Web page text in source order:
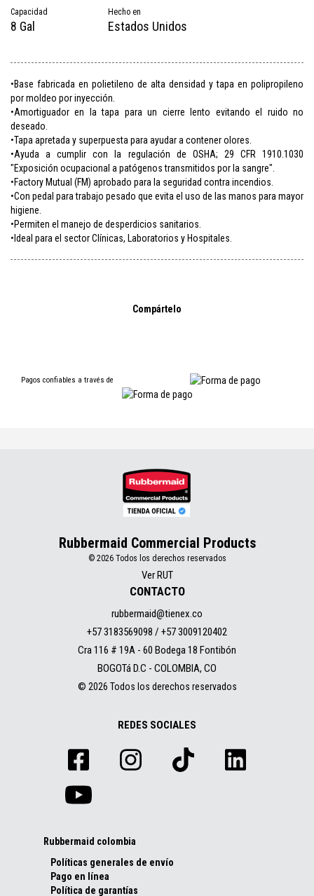
Capacidad
8 Gal
Hecho en
Estados Unidos
•Base fabricada en polietileno de alta densidad y tapa en polipropileno
por moldeo por inyección.
•Amortiguador en la tapa para un cierre lento evitando el ruido no
deseado.
•Tapa apretada y superpuesta para ayudar a contener olores.
•Ayuda a cumplir con la regulación de OSHA; 29 CFR 1910.1030
"Exposición ocupacional a patógenos transmitidos por la sangre".
•Factory Mutual (FM) aprobado para la seguridad contra incendios.
•Con pedal para trabajo pesado que evita el uso de las manos para mayor
higiene.
•Permiten el manejo de desperdicios sanitarios.
•Ideal para el sector Clínicas, Laboratorios y Hospitales.
Compártelo
Pagos confiables a través de
Rubbermaid Commercial Products
© 2026 Todos los derechos reservados
Ver RUT
CONTACTO
rubbermaid@tienex.co
+57 3183569098 / +57 3009120402
Cra 116 # 19A - 60 Bodega 18 Fontibón
BOGOTá D.C - COLOMBIA, CO
© 2026 Todos los derechos reservados
REDES SOCIALES
Rubbermaid colombia
Políticas generales de envío
Pago en línea
Política de garantías